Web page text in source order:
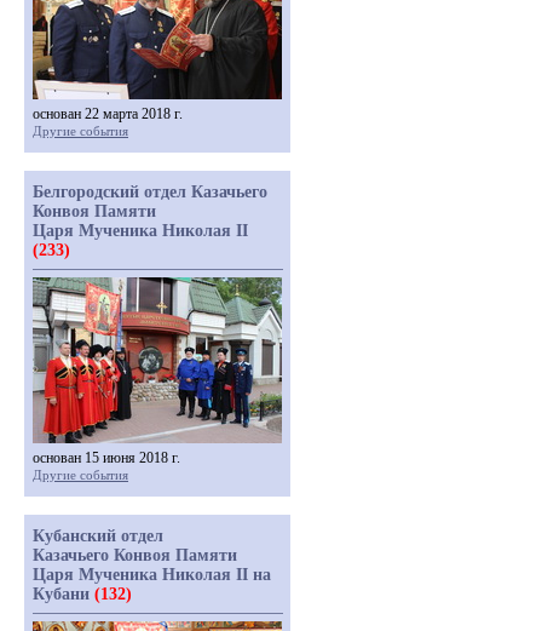
основан 22 марта 2018 г.
Другие события
Белгородский отдел Казачьего
Конвоя Памяти
Царя Мученика Николая II
(233)
основан 15 июня 2018 г.
Другие события
Кубанский отдел
Казачьего Конвоя Памяти
Царя Мученика Николая II на
Кубани (132)